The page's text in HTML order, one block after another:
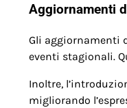
Aggiornamenti
Gli aggiornamenti
eventi stagionali.
Inoltre,
migliorando